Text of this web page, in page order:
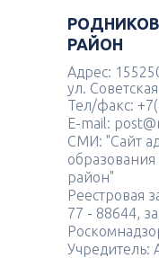
РАЙОН
Адрес:
ул.
Тел/факс:
E-mail:
СМИ: "Сайт
район"
Реестровая
77 - 88644,
Учредитель: